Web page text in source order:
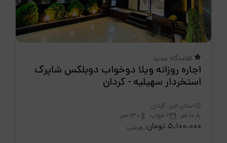
اقامتگاه جدید
اجاره روزانه ویلا دوخواب دوبلکس شاپرک
استخردار سهیلیه - کردان
استان البرز، کردان
10 نفر
2 خواب 130 متر
5،100،000 تومان / هرشب